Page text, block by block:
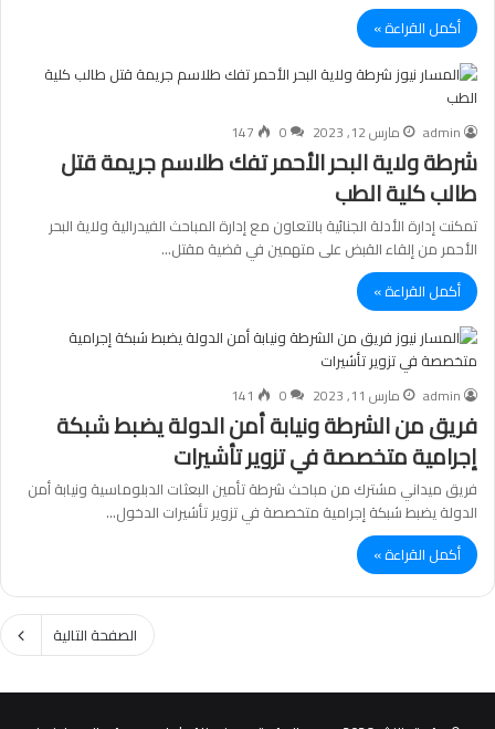
أكمل القراءة »
admin مارس 12, 2023 0
147
شرطة ولاية البحر الأحمر تفك طلاسم جريمة قتل
طالب كلية الطب
تمكنت إدارة الأدلة الجنائية بالتعاون مع إدارة المباحث الفيدرالية ولاية البحر
الأحمر من إلقاء القبض على متهمين في قضية مقتل…
أكمل القراءة »
admin مارس 11, 2023 0
141
فريق من الشرطة ونيابة أمن الدولة يضبط شبكة
إجرامية متخصصة في تزوير تأشيرات
فريق ميداني مشترك من مباحث شرطة تأمين البعثات الدبلوماسية ونيابة أمن
الدولة يضبط شبكة إجرامية متخصصة في تزوير تأشيرات الدخول…
أكمل القراءة »
الصفحة التالية